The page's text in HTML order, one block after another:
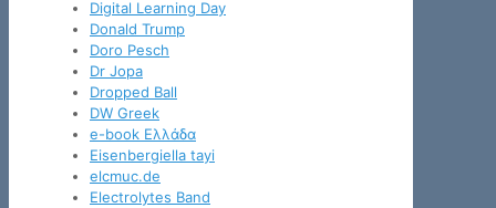
Digital Learning Day
Donald Trump
Doro Pesch
Dr Jopa
Dropped Ball
DW Greek
e-book Ελλάδα
Eisenbergiella tayi
elcmuc.de
Electrolytes Band